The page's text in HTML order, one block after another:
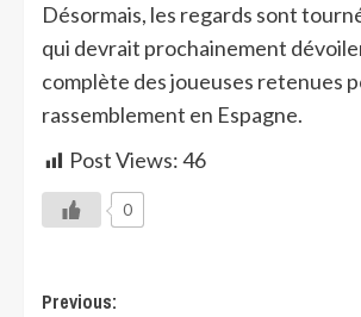
Désormais, les regards sont
qui devrait prochainement
complète des joueuses retenues
rassemblement en Espagne.
Post Views:46
0
Previous: